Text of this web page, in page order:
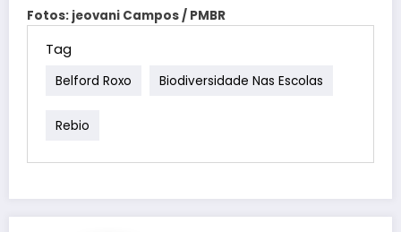
Fotos: jeovani Campos / PMBR
Tag
Belford Roxo Biodiversidade Nas Escolas
Rebio